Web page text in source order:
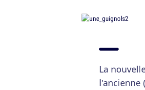
La
l'ancienne